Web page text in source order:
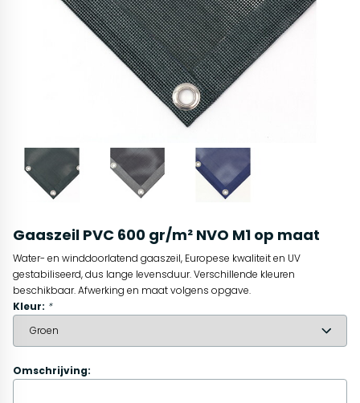
Gaaszeil PVC 600 gr/m² NVO M1 op maat
Water- en winddoorlatend gaaszeil, Europese kwaliteit en UV
gestabiliseerd, dus lange levensduur. Verschillende kleuren
beschikbaar. Afwerking en maat volgens opgave.
Kleur: *
Omschrijving: